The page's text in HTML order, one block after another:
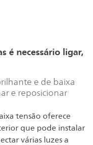
é necessário ligar,
e de baixa
e reposicionar
tensão oferece
que pode instalar
várias luzes a